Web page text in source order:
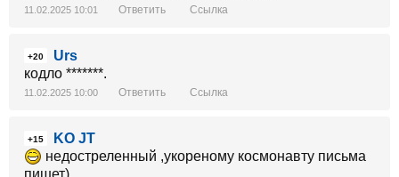
11.02.2025 10:01 Ответить Ссылка
+20
Urs
кодло *******.
11.02.2025 10:00 Ответить Ссылка
+15
KO JT
недостреленный ,укореному космонавту письма